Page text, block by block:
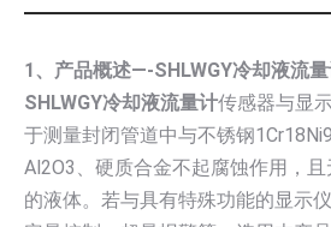
1、产品概述—-SHLWGY冷却液流
SHLWGY冷却液流量计传感器与显
于测量封闭管道中与不锈钢
Al2O3、硬质合金不起腐蚀作用，
的液体。若与具有特殊功能的显示